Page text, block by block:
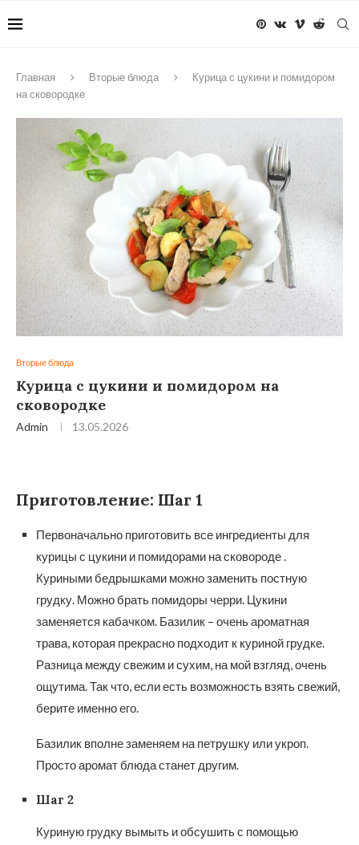
Главная Вторые блюда
Курица с цукини и помидором
на сковородке
Вторые блюда
Курица с цукини и помидором на
сковородке
Admin 13.05.2026
Приготовление: Шаг 1
Первоначально приготовить все ингредиенты для
курицы с цукини и помидорами на сковороде .
Куриными бедрышками можно заменить постную
грудку. Можно брать помидоры черри. Цукини
заменяется кабачком. Базилик – очень ароматная
трава, которая прекрасно подходит к куриной грудке.
Разница между свежим и сухим, на мой взгляд, очень
ощутима. Так что, если есть возможность взять свежий,
берите именно его.
Базилик вполне заменяем на петрушку или укроп.
Просто аромат блюда станет другим.
Шаг 2
Куриную грудку вымыть и обсушить с помощью